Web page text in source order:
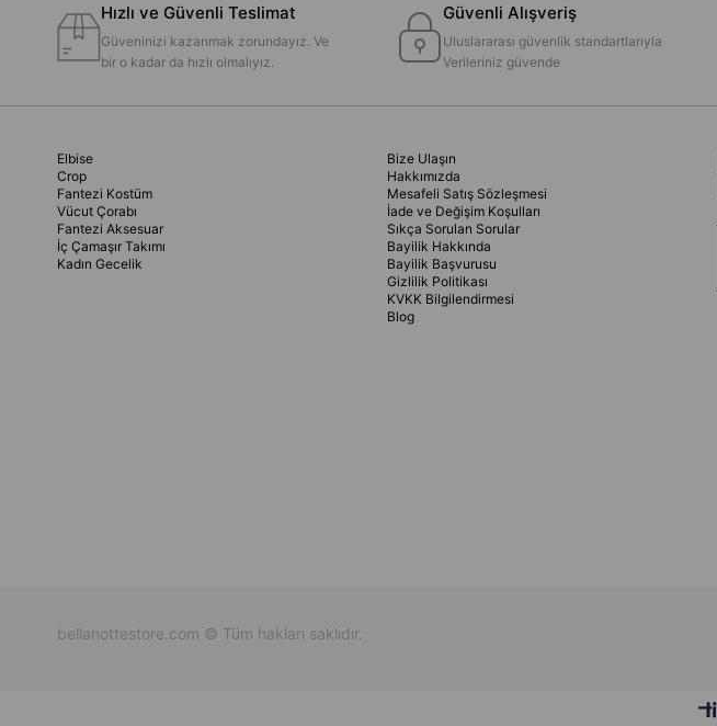
Hızlı ve Güvenli Teslimat
Güveninizi kazanmak zorundayız. Ve
bir o kadar da hızlı olmalıyız.
Güvenli Alışveriş
Uluslararası güvenlik standartlarıyla
Verileriniz güvende
Elbise
Crop
Fantezi Kostüm
Vücut Çorabı
Fantezi Aksesuar
İç Çamaşır Takımı
Kadın Gecelik
Bize Ulaşın
Hakkımızda
Mesafeli Satış Sözleşmesi
İade ve Değişim Koşulları
Sıkça Sorulan Sorular
Bayilik Hakkında
Bayilik Başvurusu
Gizlilik Politikası
KVKK Bilgilendirmesi
Blog
bellanottestore.com © Tüm hakları saklıdır.